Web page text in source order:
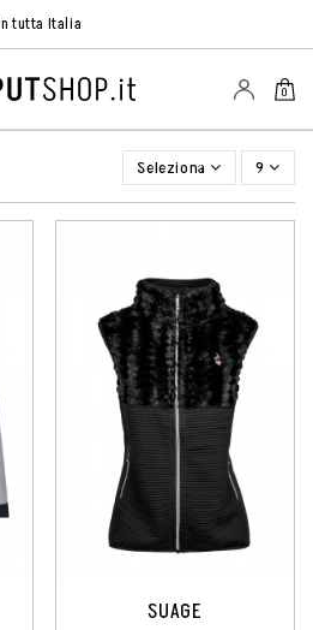
tutta Italia
0
Seleziona 9
SUAGE